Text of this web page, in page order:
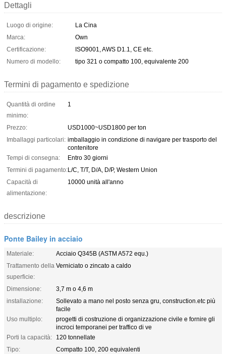
Dettagli
Luogo di origine:
La Cina
Marca:
Own
Certificazione:
ISO9001, AWS D1.1, CE etc.
Numero di modello:
tipo 321 o compatto 100, equivalente 200
Termini di pagamento e spedizione
Quantità di ordine
minimo:
1
Prezzo:
USD1000~USD1800 per ton
Imballaggi particolari: imballaggio in condizione di navigare per trasporto del
contenitore
Tempi di consegna:
Entro 30 giorni
Termini di pagamento:L/C, T/T, D/A, D/P, Western Union
Capacità di
alimentazione:
10000 unità all'anno
descrizione
Ponte Bailey in acciaio
Materiale:
Acciaio Q345B (ASTM A572 equ.)
Trattamento della
superficie:
Verniciato o zincato a caldo
Dimensione:
3,7 m o 4,6 m
installazione:
Sollevato a mano nel posto senza gru, construction.etc più
facile
Uso multiplo:
progetti di costruzione di organizzazione civile e fornire gli
incroci temporanei per traffico di ve
Porti la capacità:
120 tonnellate
Tipo:
Compatto 100, 200 equivalenti